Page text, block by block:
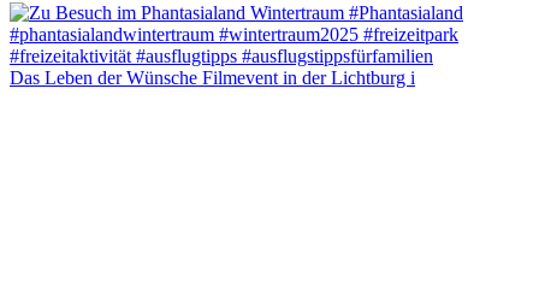
Das Leben der Wünsche Filmevent in der Lichtburg i